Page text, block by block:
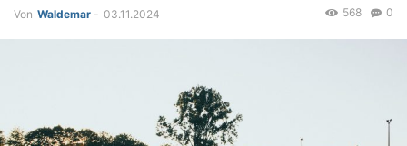
Von Waldemar - 03.11.2024 0
568